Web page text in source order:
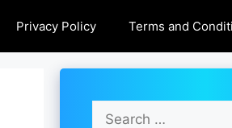
Privacy Policy Terms and
Search